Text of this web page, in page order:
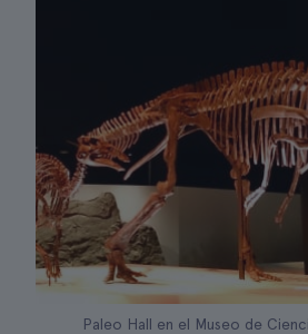
Paleo Hall en el Museo de